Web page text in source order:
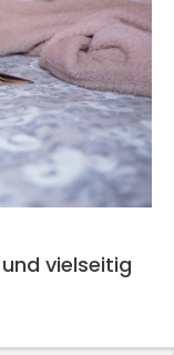
vielseitig